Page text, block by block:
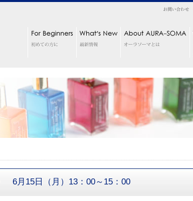
6月15日（月）13：00～15：00